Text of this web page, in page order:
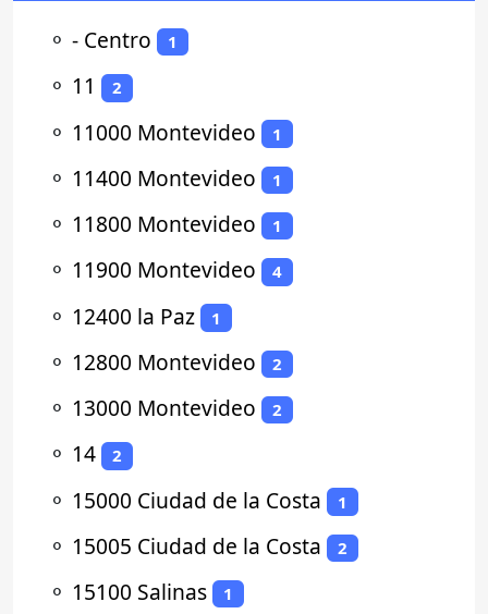
⚬ - Centro 1
⚬ 11 2
⚬ 11000 Montevideo 1
⚬ 11400 Montevideo 1
⚬ 11800 Montevideo 1
⚬ 11900 Montevideo 4
⚬ 12400 la Paz 1
⚬ 12800 Montevideo 2
⚬ 13000 Montevideo 2
⚬ 14 2
⚬ 15000 Ciudad de la Costa 1
⚬ 15005 Ciudad de la Costa 2
⚬ 15100 Salinas 1